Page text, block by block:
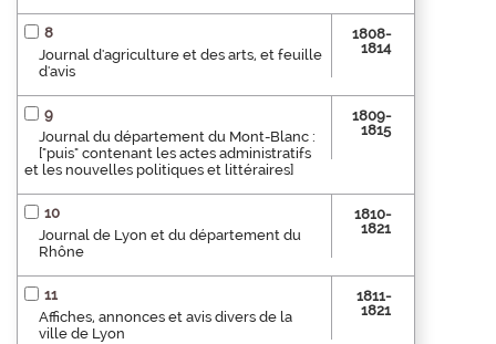
8
Journal d'agriculture et des arts, et feuille
d'avis
1808-
1814
9
Journal du département du Mont-Blanc :
["puis" contenant les actes administratifs
et les nouvelles politiques et littéraires]
1809-
1815
10
Journal de Lyon et du département du
Rhône
1810-
1821
11
Affiches, annonces et avis divers de la
ville de Lyon
1811-
1821